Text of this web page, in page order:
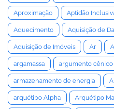
Aproximação Aptidão
Aquecimento Aquisição de
Aquisição de Imóveis Ar
argamassa argumento cênico
armazenamento de energia
arquétipo Alpha Arquétipo